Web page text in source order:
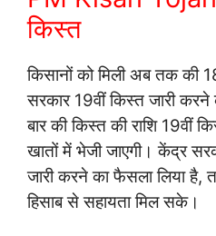
किस्त
किसानों को मिली अब तक की
सरकार 19वीं किस्त जारी
बार की किस्त की राशि
खातों में भेजी जाएगी। केंद्र
जारी करने का फैसला लिया है,
हिसाब से सहायता मिल सके।